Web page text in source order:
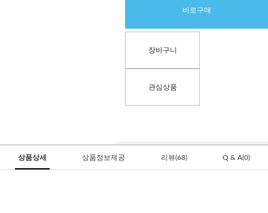
바로구매
장바구니
관심상품
상품상세 상품정보제공 리뷰(68) Q & A(0)